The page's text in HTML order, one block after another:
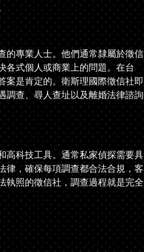
的專業人士。他們通常隸屬於徵信
各式個人或商業上的問題。在台
案是肯定的。衛斯理國際徵信社即
調查、尋人查址以及離婚法律諮詢
高科技工具。通常私家偵探需要具
律，確保每項調查都合法合規，客
執照的徵信社，調查過程就是完全